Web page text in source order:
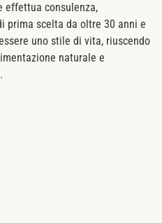
effettua consulenza,
prima scelta da oltre 30 anni e
uno stile di vita, riuscendo
naturale e